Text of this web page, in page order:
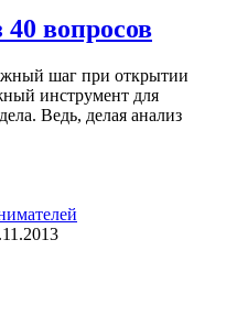
40 вопросов
шаг при открытии
инструмент для
Ведь, делая анализ